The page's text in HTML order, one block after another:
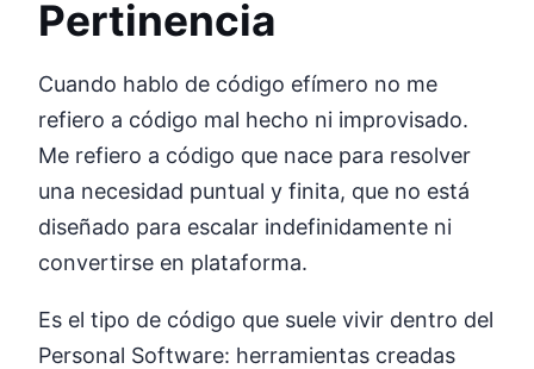
Pertinencia
Cuando hablo de código efímero no me
refiero a código mal hecho ni improvisado.
Me refiero a código que nace para resolver
una necesidad puntual y finita, que no está
diseñado para escalar indefinidamente ni
convertirse en plataforma.
Es el tipo de código que suele vivir dentro del
Personal Software: herramientas creadas